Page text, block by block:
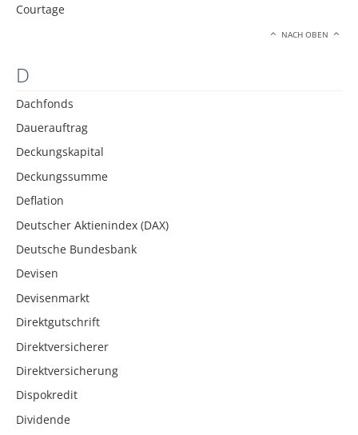
Courtage
NACH OBEN
D
Dachfonds
Dauerauftrag
Deckungskapital
Deckungssumme
Deflation
Deutscher Aktienindex (DAX)
Deutsche Bundesbank
Devisen
Devisenmarkt
Direktgutschrift
Direktversicherer
Direktversicherung
Dispokredit
Dividende